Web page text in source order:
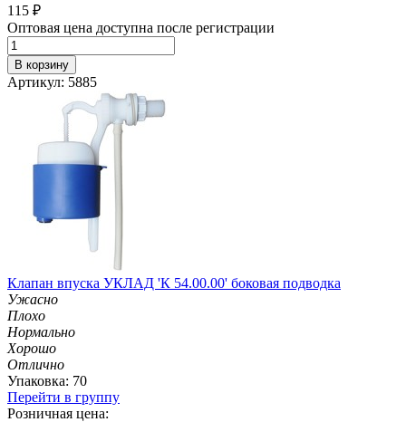
115 ₽
Оптовая цена доступна после регистрации
В корзину
Артикул: 5885
Клапан впуска УКЛАД 'К 54.00.00' боковая подводка
Ужасно
Плохо
Нормально
Хорошо
Отлично
Упаковка: 70
Перейти в группу
Розничная цена: